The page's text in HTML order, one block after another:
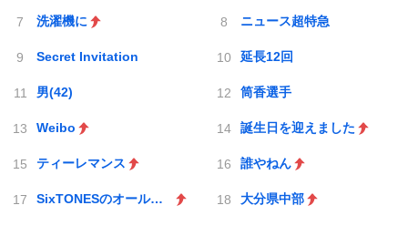
洗濯機に ニュース超特急
Secret Invitation 延長12回
男(42) 筒香選手
Weibo 誕生日を迎えました
ティーレマンス 誰やねん
SixTONESのオールナイトニッポン 大分県中部